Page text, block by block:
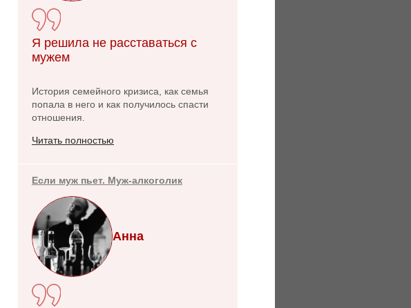
Я решила не расставаться с
мужем
История семейного кризиса, как семья
попала в него и как получилось спасти
отношения.
Читать полностью
Если муж пьет. Муж-алкоголик
Анна